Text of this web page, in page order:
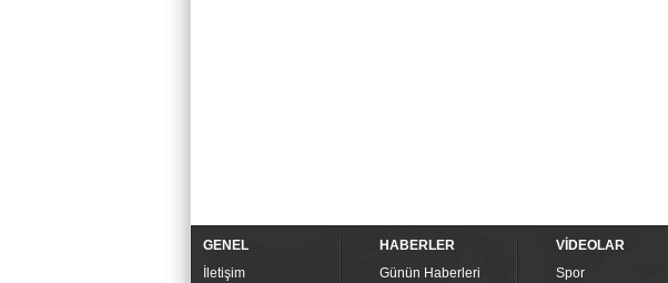
GENEL
İletişim
HABERLER
Günün Haberleri
VİDEOLAR
Spor